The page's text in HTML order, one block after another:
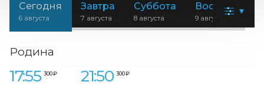
Сегодня
6 августа
Завтра
7 августа
Суббота
8 августа
Воскресенье
9 августа
▾
Родина
17:55 300 ₽ 21:50 300 ₽